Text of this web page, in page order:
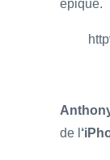
épique.
de l